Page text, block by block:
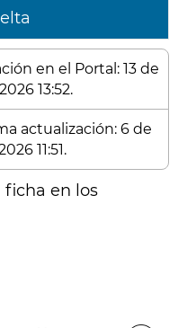
en el Portal: 13 de
13:52.
actualización: 6 de
11:51.
ficha en los